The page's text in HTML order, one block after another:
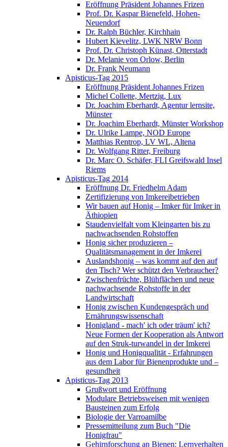
Eröffnung Präsident Johannes Frizen
Prof. Dr. Kaspar Bienefeld, Hohen-
Neuendorf
Dr. Ralph Büchler, Kirchhain
Hubert Kievelitz, LWK NRW Bonn
Prof. Dr. Christoph Künast, Otterstadt
Dr. Melanie von Orlow, Berlin
Dr. Frank Neumann
Apisticus-Tag 2015
Eröffnung Präsident Johannes Frizen
Michel Collette, Mertzig, Lux
Dr. Joachim Eberhardt, Agentur lernsite,
Münster
Dr. Joachim Eberhardt, Münster Workshop
Dr. Ulrike Lampe, NOD Europe
Matthias Rentrop, LV WL, Altena
Dr. Wolfgang Ritter, Freiburg
Dr. Marc O. Schäfer, FLI Greifswald Insel
Riems
Apisticus-Tag 2014
Eröffnung Dr. Friedhelm Adam
Zertifizierung von Imkereibetrieben
Wir bauen auf Honig – Imker für Imker in
Äthiopien
Staudenvielfalt vom Kleingarten bis zu
nachwachsenden Rohstoffen
Honig sicher produzieren –
Qualitätsmanagement in der Imkerei
Auslandshonig – was kommt auf den auf
den Tisch? Wer schützt den Verbraucher?
Zwischenfrüchte, Blühflächen und neue
nachwachsende Rohstoffe in der
Landwirtschaft
Honig zwischen Kundengespräch und
Ernährungswissenschaft
Honigland - mach' ich oder träum' ich?
Neue Formen der Kooperation als Antwort
auf den Struk-turwandel in der Imkerei
Honig und Honigqualität - Erfahrungen
aus dem Labor für Bienenprodukte und –
gesundheit
Apisticus-Tag 2013
Grußwort und Eröffnung
Modulare Betriebsweisen mit wenigen
Bausteinen zum Erfolg
Biologie der Varroamilbe
Pressemitteilung zum Buch "Die
Honigfrau"
Gehirnforschung an Bienen: Lernverhalten